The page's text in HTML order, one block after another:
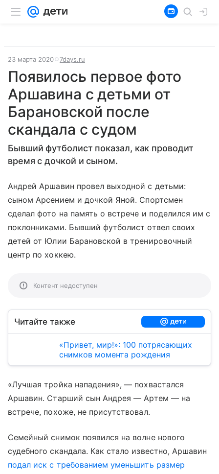
23 марта 2020 7days.ru
Появилось первое фото
Аршавина с детьми от
Барановской после
скандала с судом
Бывший футболист показал, как проводит
время с дочкой и сыном.
Андрей Аршавин провел выходной с детьми:
сыном Арсением и дочкой Яной. Спортсмен
сделал фото на память о встрече и поделился им с
поклонниками. Бывший футболист отвел своих
детей от Юлии Барановской в тренировочный
центр по хоккею.
Контент недоступен
Читайте также
«Привет, мир!»: 100 потрясающих
снимков момента рождения
«Лучшая тройка нападения», — похвастался
Аршавин. Старший сын Андрея — Артем — на
встрече, похоже, не присутствовал.
Семейный снимок появился на волне нового
судебного скандала. Как стало известно, Аршавин
подал иск с требованием уменьшить размер